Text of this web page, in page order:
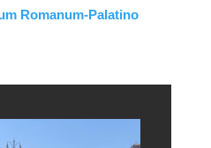
Romanum-Palatino